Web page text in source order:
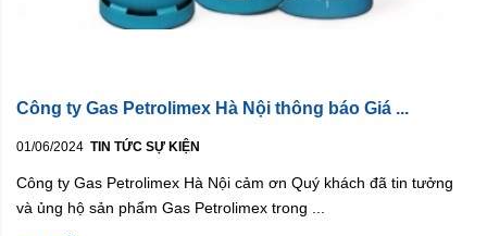
Công ty Gas Petrolimex Hà Nội thông báo Giá ...
01/06/2024 TIN TỨC SỰ KIỆN
Công ty Gas Petrolimex Hà Nội cảm ơn Quý khách đã tin tưởng
và ủng hộ sản phẩm Gas Petrolimex trong ...